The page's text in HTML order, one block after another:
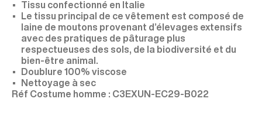
Tissu confectionné en Italie
Le tissu principal de ce vêtement est composé de
laine de moutons provenant d’élevages extensifs
avec des pratiques de pâturage plus
respectueuses des sols, de la biodiversité et du
bien-être animal.
Doublure 100% viscose
Nettoyage à sec
C3EXUN-EC29-B022